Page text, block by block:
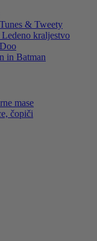
& Tweety
kraljestvo
in Batman
mase
čopiči